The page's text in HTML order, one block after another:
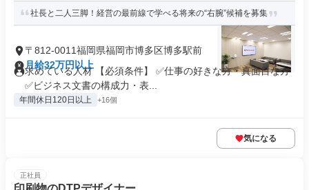
社長と二人三脚！経営の最前線で学べる将来の“右腕”候補を募集
〒812-0011福岡県福岡市博多区博多駅前
月給32万円以上
求めている人材 【必須条件】 ✅仕事の好きな方・真面目な方
✅ビジネス文書の構成力・表...
年間休日120日以上 +16個
気になる
正社員